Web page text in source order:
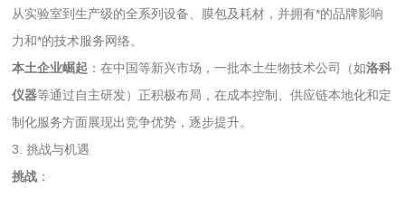
从实验室到生产级的全系列设备、膜包及耗材，并拥有*的品牌影响
力和*的技术服务网络。
本土企业崛起 ：在中国等新兴市场，一批本土生物技术公司（如洛科
仪器等通过自主研发）正积极布局，在成本控制、供应链本地化和定
制化服务方面展现出竞争优势，逐步提升。
3. 挑战与机遇
挑战 ：